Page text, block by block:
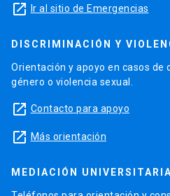
launch Ir al sitio de Emergencias
DISCRIMINACIÓN Y
Orientación y apoyo en casos de
género o violencia sexual.
launch Contacto para apoyo
launch Más orientación
MEDIACIÓN